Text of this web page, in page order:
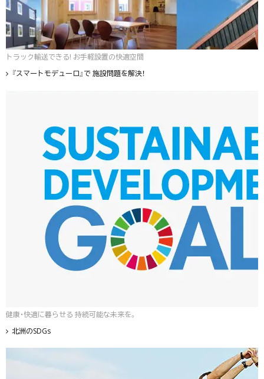
トラック輸送できる! お手軽設置の快適空間
『スマートモデューロ』で 施設問題を解決！
健康・快適に暮らせる 持続可能な未来を。
北洲のSDGs